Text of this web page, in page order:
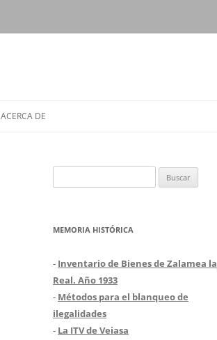
ACERCA DE
MEMORIA HISTÓRICA
- Inventario de Bienes de Zalamea la
Real. Año 1933
- Métodos para el blanqueo de
ilegalidades
- La ITV de Veiasa